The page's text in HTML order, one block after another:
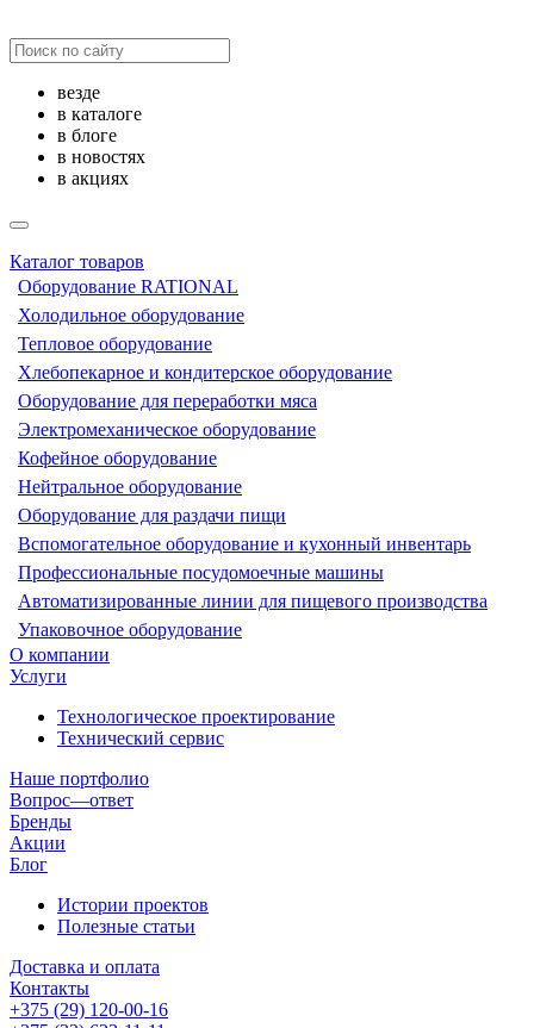
везде
в каталоге
в блоге
в новостях
в акциях
Каталог товаров
Оборудование RATIONAL
Холодильное оборудование
Тепловое оборудование
Хлебопекарное и кондитерское оборудование
Оборудование для переработки мяса
Электромеханическое оборудование
Кофейное оборудование
Нейтральное оборудование
Оборудование для раздачи пищи
Вспомогательное оборудование и кухонный инвентарь
Профессиональные посудомоечные машины
Автоматизированные линии для пищевого производства
Упаковочное оборудование
О компании
Услуги
Технологическое проектирование
Технический сервис
Наше портфолио
Вопрос—ответ
Бренды
Акции
Блог
Истории проектов
Полезные статьи
Доставка и оплата
Контакты
+375 (29) 120-00-16